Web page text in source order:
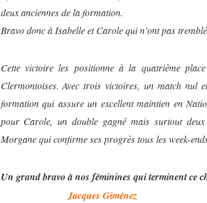
deux anciennes de la formation.
Bravo donc à Isabelle et Carole qui n’ont pas
Cette victoire les positionne à la quatrième
Clermontoises. Avec trois victoires, un match
formation qui assure un excellent maintien en
pour Carole, un double gagné mais surtout
Morgane qui confirme ses progrès tous les week-
Un grand bravo à nos féminines qui terminent ce
Jacques Giménez